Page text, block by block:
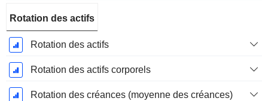
Rotation des actifs
Rotation des actifs
Rotation des actifs corporels
Rotation des créances (moyenne des créances)